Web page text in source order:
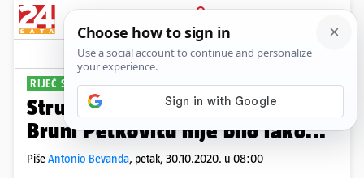
PRIJAVA
Sport Komentari
RIJEČ STRUČNJAKA
Strupar: Vlašić je baš čudesan, a
Bruni Petkoviću nije bilo lako...
PišeAntonio Bevanda, petak, 30.10.2020. u 08:00